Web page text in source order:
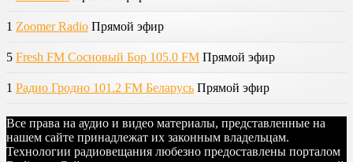
1 Zoomer Radio Прямой эфир
5 Fresh FM Сосновый Бор 105.0 FM Прямой эфир
1 Радио Гродно 101.2 FM Беларусь Прямой эфир
Все права на аудио и видео материалы, представленные на
нашем сайте принадлежат их законным владельцам.
Технологии радиовещания любезно предоставлены порталом